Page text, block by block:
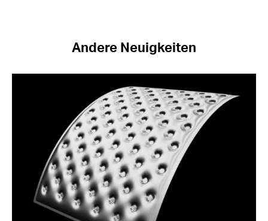
Andere Neuigkeiten